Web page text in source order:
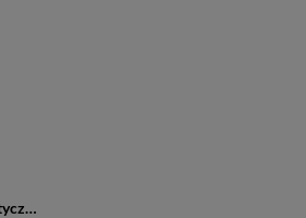
Pojemny plecak worek z materiału syntetycznego w czarnym kolorze Rovicky